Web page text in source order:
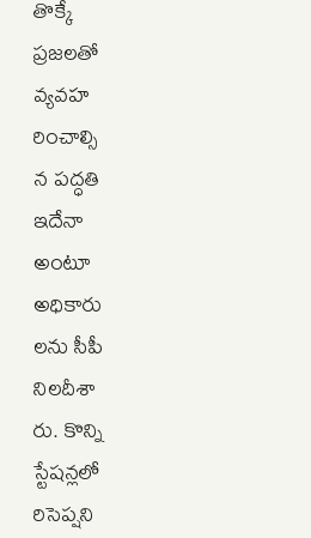
తొక్కే
ప్రజలతో
వ్యవహ
రించాల్సి
న పద్ధతి
ఇదేనా
అంటూ
అధికారు
లను సీపీ
నిలదీశా
రు. కొన్ని
స్టేషన్లలో
రిసెప్షని